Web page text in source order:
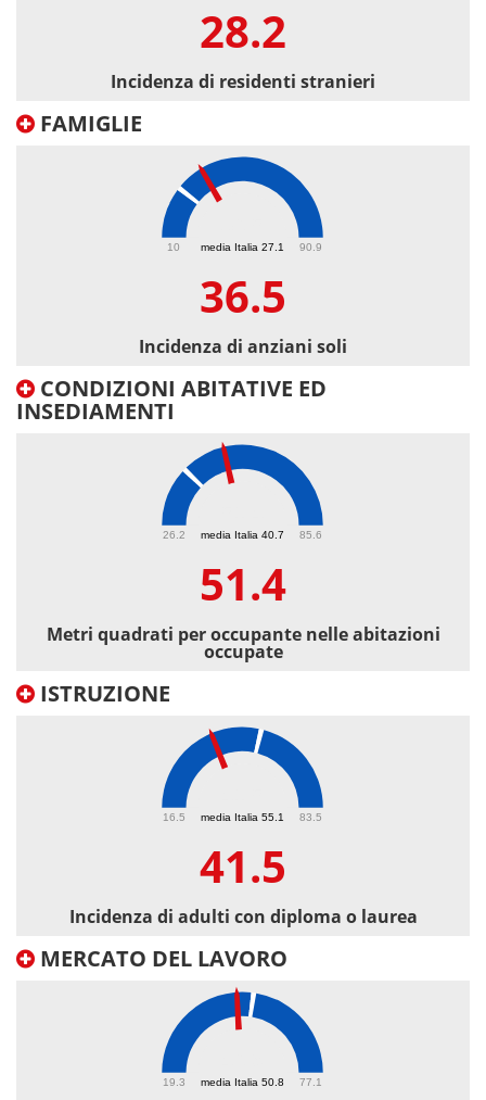
28.2
Incidenza di residenti stranieri
FAMIGLIE
media Italia 27.1
10 90.9
36.5
Incidenza di anziani soli
CONDIZIONI ABITATIVE ED
INSEDIAMENTI
media Italia 40.7
26.2 85.6
51.4
Metri quadrati per occupante nelle abitazioni
occupate
ISTRUZIONE
media Italia 55.1
16.5 83.5
41.5
Incidenza di adulti con diploma o laurea
MERCATO DEL LAVORO
media Italia 50.8
19.3 77.1